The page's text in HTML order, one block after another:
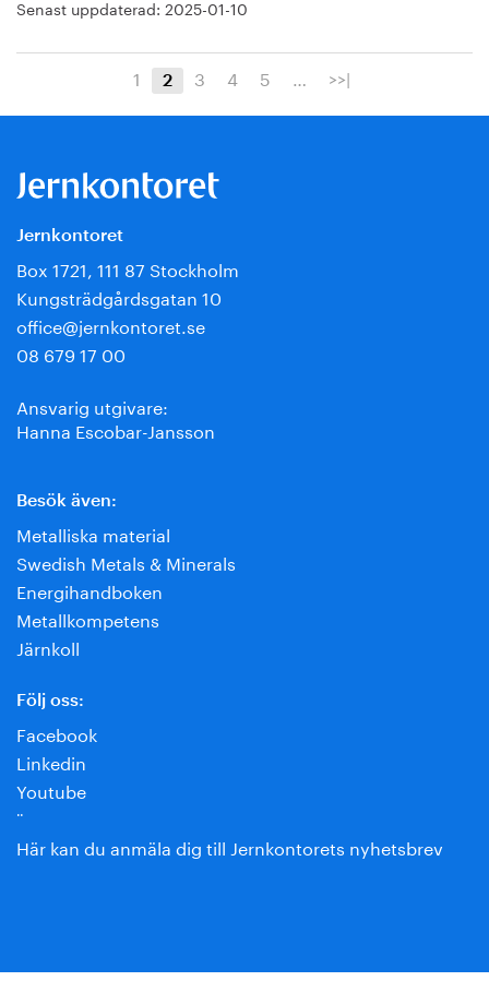
Senast uppdaterad: 2025-01-10
1 2 3 4 5 … >>|
Jernkontoret
Box 1721, 111 87 Stockholm
Kungsträdgårdsgatan 10
office@jernkontoret.se
08 679 17 00
Ansvarig utgivare:
Hanna Escobar-Jansson
Besök även:
Metalliska material
Swedish Metals & Minerals
Energihandboken
Metallkompetens
Järnkoll
Följ oss:
Facebook
Linkedin
Youtube
¨
Här kan du anmäla dig till Jernkontorets nyhetsbrev